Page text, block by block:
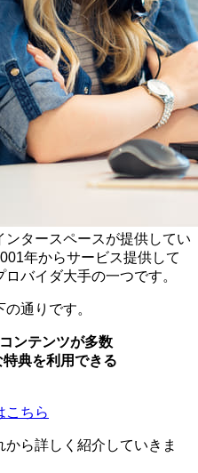
タースペースが提供してい
年からサービス提供して
バイダ大手の一つです。
通りです。
ンテンツが多数
典を利用できる
こちら
から詳しく紹介していきま